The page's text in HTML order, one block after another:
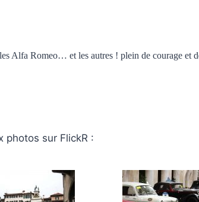
Alfa Romeo… et les autres ! plein de courage et
photos sur FlickR :